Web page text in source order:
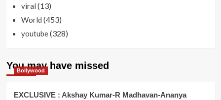
viral (13)
World (453)
youtube(328)
You may have missed
Bollywood
EXCLUSIVE : Akshay Kumar-R Madhavan-Ananya